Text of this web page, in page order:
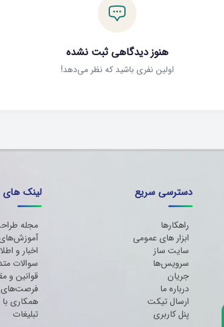
هنوز دیدگاهی ثبت نشده
اولین نفری باشید که نظر می‌دهد!
دسترسی سریع
راهکارها
ابزار های عمومی
سایت ساز
سرویس‌ها
جریان
درباره ما
ارسال تیکت
پنل کاربری
لینک های
مجله
اخبار و
سوالات
قوانین و
همکاری با
تبلیغات